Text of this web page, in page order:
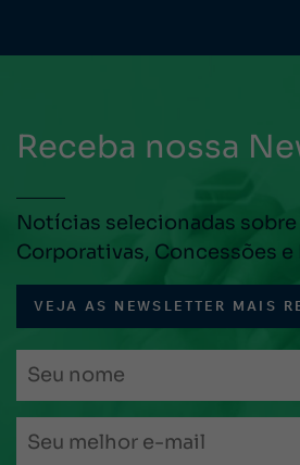
Receba nossa
Notícias selecionadas sobre
Corporativas, Concessões e
VEJA AS NEWSLETTER MAIS